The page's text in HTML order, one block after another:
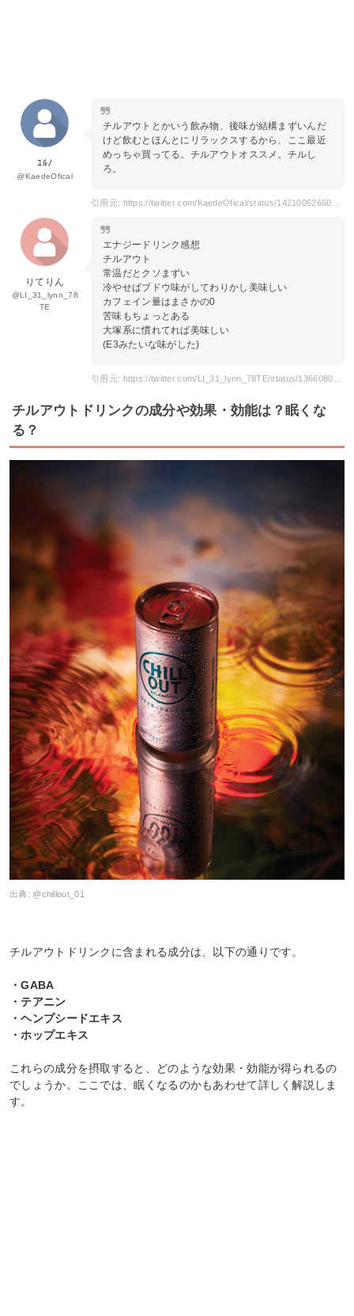
ﾕﾙﾉ
@KaedeOfical
チルアウトとかいう飲み物、後味が結構まずいんだ
けど飲むとほんとにリラックスするから、ここ最近
めっちゃ買ってる。チルアウトオススメ。チルし
ろ。
りてりん
@LI_31_lynn_78
TE
エナジードリンク感想
チルアウト
常温だとクソまずい
冷やせばブドウ味がしてわりかし美味しい
カフェイン量はまさかの0
苦味もちょっとある
大塚系に慣れてれば美味しい
(E3みたいな味がした)
チルアウトドリンクの成分や効果・効能は？眠くな
る？
出典: @chillout_01
チルアウトドリンクに含まれる成分は、以下の通りです。
・GABA
・テアニン
・ヘンプシードエキス
・ホップエキス
これらの成分を摂取すると、どのような効果・効能が得られるの
でしょうか。ここでは、眠くなるのかもあわせて詳しく解説しま
す。